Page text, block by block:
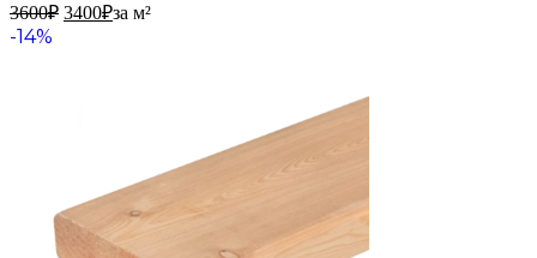
3600₽ 3400₽за м²
-14%